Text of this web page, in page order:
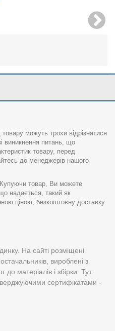
можуть трохи відрізнятися
виникнення питань, що
товару, перед
до менеджерів нашого
товар, Ви можете
надається, такий як
ціною, безкоштовну доставку
На сайті розміщені
вироблені з
до матеріалів і збірки. Тут
сертифікатами -